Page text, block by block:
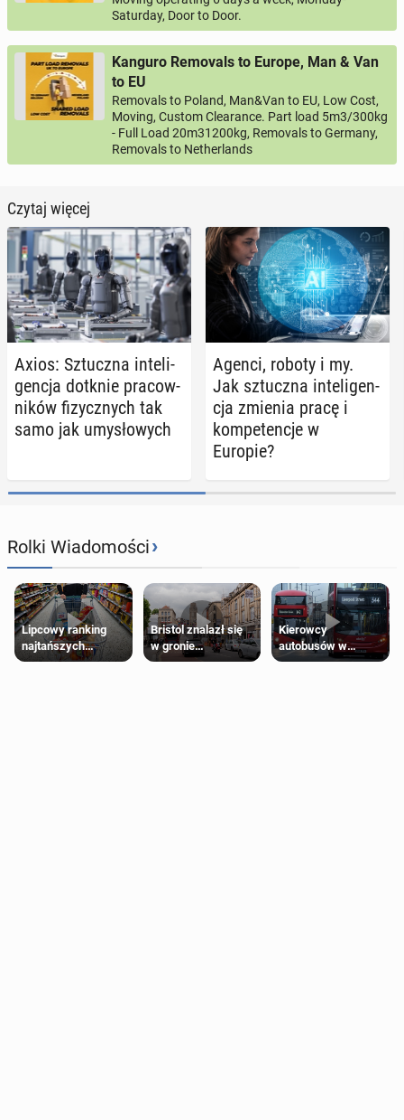
Saturday, Door to Door.
Kanguro Removals to Europe, Man & Van
to EU
Removals to Poland, Man&Van to EU, Low Cost,
Moving, Custom Clearance. Part load 5m3/300kg
- Full Load 20m31200kg, Removals to Germany,
Removals to Netherlands
Czytaj więcej
Axios: Sztucz­na in­te­li­
gen­cja dotknie pra­cow­
ni­ków fi­zycz­nych tak
samo jak umy­sło­wych
Agenci, roboty i my.
Jak sztucz­na in­te­li­gen­
cja zmienia pracę i
kom­pe­ten­cje w
Europie?
Rolki Wiadomości›
Lipcowy ranking
najtańszych
supermarketów
Bristol znalazł się
w gronie
najlepszych
Kierowcy
autobusów w
Londynie